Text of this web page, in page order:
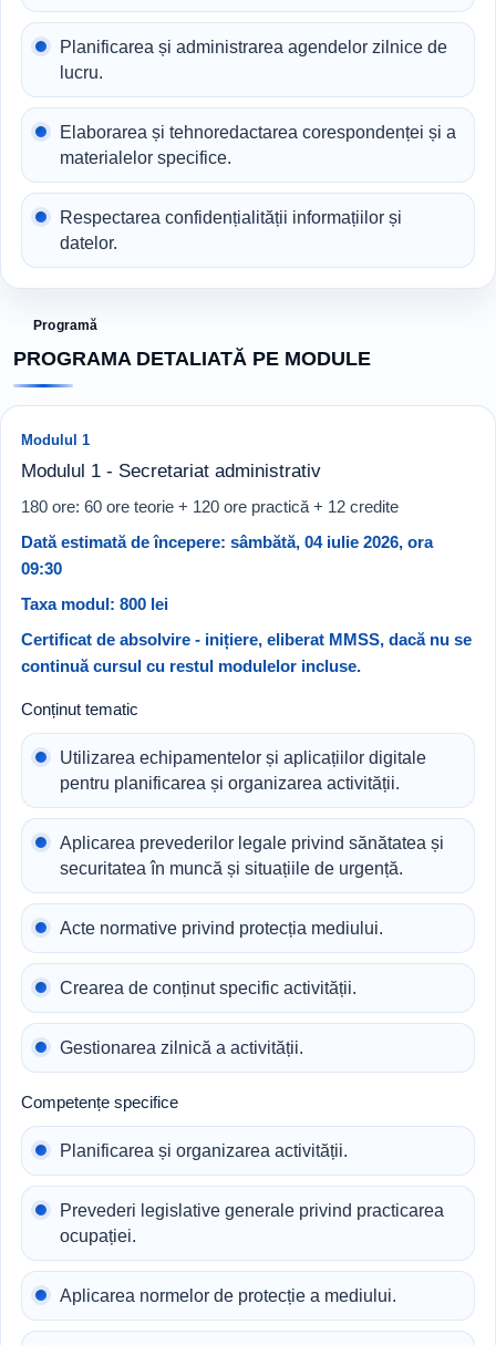
Planificarea și administrarea agendelor zilnice de
lucru.
Elaborarea și tehnoredactarea corespondenței și a
materialelor specifice.
Respectarea confidențialității informațiilor și
datelor.
Programă
PROGRAMA DETALIATĂ PE MODULE
Modulul 1
Modulul 1 - Secretariat administrativ
180 ore: 60 ore teorie + 120 ore practică + 12 credite
Dată estimată de începere: sâmbătă, 04 iulie 2026, ora
09:30
Taxa modul: 800 lei
Certificat de absolvire - inițiere, eliberat MMSS, dacă nu se
continuă cursul cu restul modulelor incluse.
Conținut tematic
Utilizarea echipamentelor și aplicațiilor digitale
pentru planificarea și organizarea activității.
Aplicarea prevederilor legale privind sănătatea și
securitatea în muncă și situațiile de urgență.
Acte normative privind protecția mediului.
Crearea de conținut specific activității.
Gestionarea zilnică a activității.
Competențe specifice
Planificarea și organizarea activității.
Prevederi legislative generale privind practicarea
ocupației.
Aplicarea normelor de protecție a mediului.